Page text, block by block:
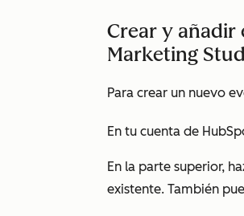
Crear y añadir
Marketing
Para crear un nuevo
En tu cuenta de
En la parte superior,
existente. También